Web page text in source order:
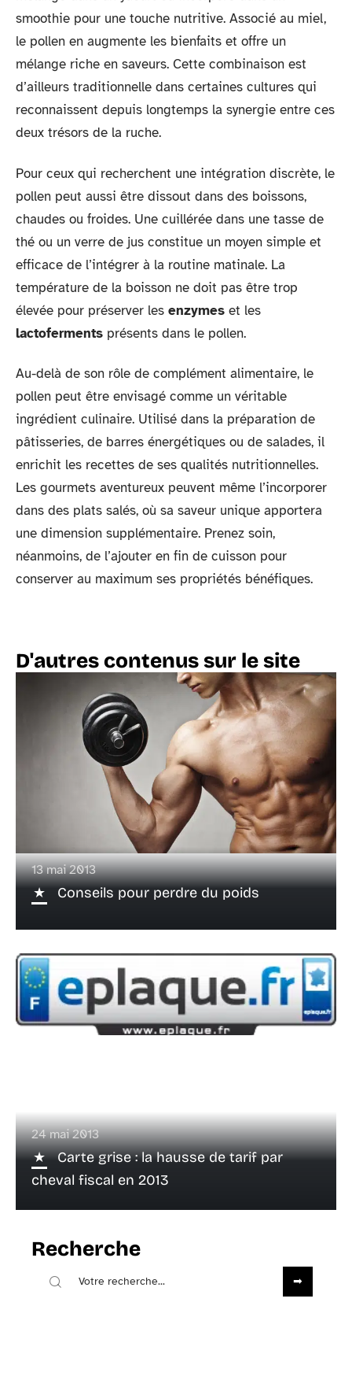
smoothie pour une touche nutritive. Associé au miel,
le pollen en augmente les bienfaits et offre un
mélange riche en saveurs. Cette combinaison est
d’ailleurs traditionnelle dans certaines cultures qui
reconnaissent depuis longtemps la synergie entre ces
deux trésors de la ruche.
Pour ceux qui recherchent une intégration discrète, le
pollen peut aussi être dissout dans des boissons,
chaudes ou froides. Une cuillérée dans une tasse de
thé ou un verre de jus constitue un moyen simple et
efficace de l’intégrer à la routine matinale. La
température de la boisson ne doit pas être trop
élevée pour préserver les enzymes et les
lactoferments présents dans le pollen.
Au-delà de son rôle de complément alimentaire, le
pollen peut être envisagé comme un véritable
ingrédient culinaire. Utilisé dans la préparation de
pâtisseries, de barres énergétiques ou de salades, il
enrichit les recettes de ses qualités nutritionnelles.
Les gourmets aventureux peuvent même l’incorporer
dans des plats salés, où sa saveur unique apportera
une dimension supplémentaire. Prenez soin,
néanmoins, de l’ajouter en fin de cuisson pour
conserver au maximum ses propriétés bénéfiques.
D'autres contenus sur le site
13 mai 2013
Conseils pour perdre du poids
24 mai 2013
Carte grise : la hausse de tarif par
cheval fiscal en 2013
Recherche